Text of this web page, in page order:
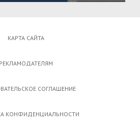
КАРТА САЙТА
РЕКЛАМОДАТЕЛЯМ
СОГЛАШЕНИЕ
КОНФИДЕНЦИАЛЬНОСТИ